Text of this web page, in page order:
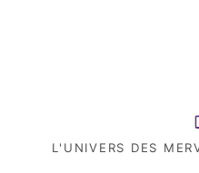
L'UNIVERS DES